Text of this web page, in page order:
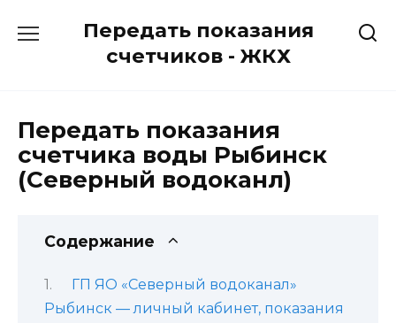
Передать показания
счетчиков - ЖКХ
Передать показания
счетчика воды Рыбинск
(Северный водоканл)
Содержание
ГП ЯО «Северный водоканал»
Рыбинск — личный кабинет, показания